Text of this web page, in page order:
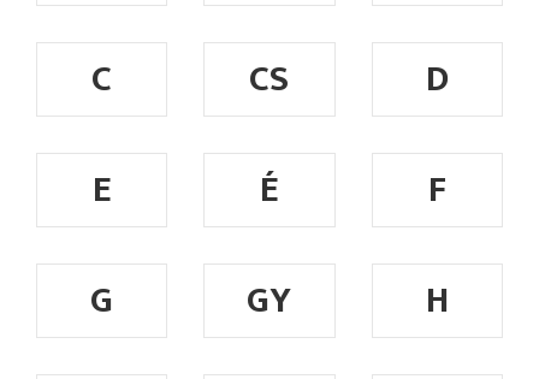
C
CS
D
E
É
F
G
GY
H